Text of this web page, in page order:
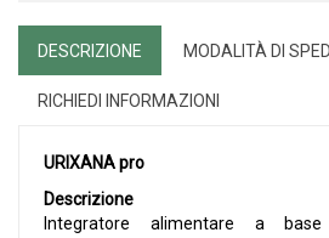
DESCRIZIONE MODALITÀ DI
RICHIEDI INFORMAZIONI
URIXANA pro
Descrizione
Integratore alimentare a